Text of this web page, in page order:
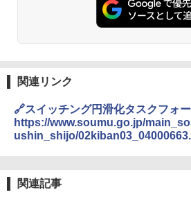
関連リンク
🔗スイッチング円滑化タスクフォー
https://www.soumu.go.jp/
ushin_shijo/
関連記事